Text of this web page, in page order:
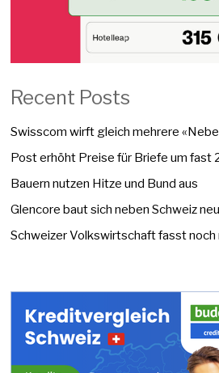
Recent Posts
Swisscom wirft gleich mehrere
Post erhöht Preise für Briefe um fast
Bauern nutzen Hitze und Bund aus
Glencore baut sich neben Schweiz
Schweizer Volkswirtschaft fasst noch